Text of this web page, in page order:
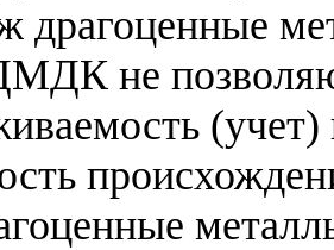
драгоценные
не